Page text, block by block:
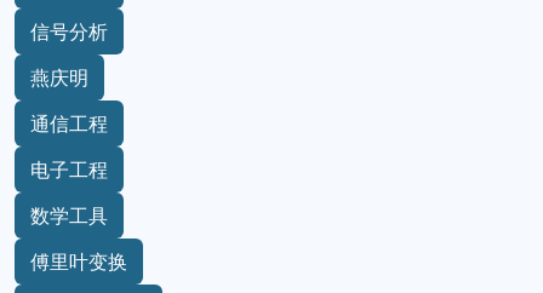
信号分析
燕庆明
通信工程
电子工程
数学工具
傅里叶变换